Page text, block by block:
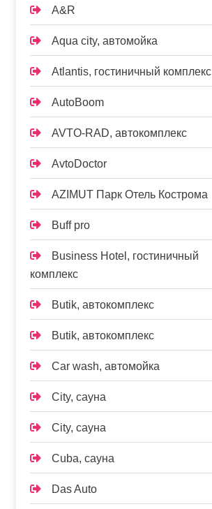
A&R
Aqua city, автомойка
Atlantis, гостиничный комплекс
AutoBoom
AVTO-RAD, автокомплекс
AvtoDoctor
AZIMUT Парк Отель Кострома
Buff pro
Business Hotel, гостиничный
комплекс
Butik, автокомплекс
Butik, автокомплекс
Car wash, автомойка
City, сауна
City, сауна
Cuba, сауна
Das Auto